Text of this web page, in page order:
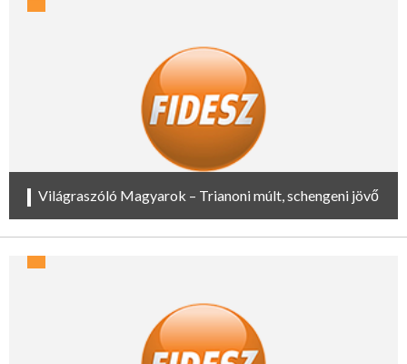
Világraszóló Magyarok – Trianoni múlt, schengeni jövő